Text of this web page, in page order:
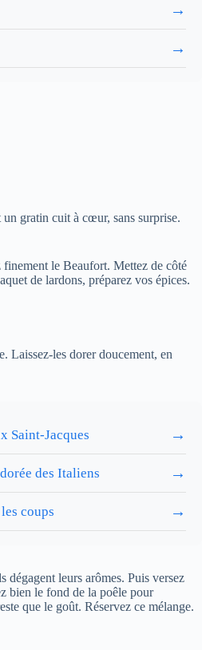
→
→
gratin cuit à cœur, sans surprise.
finement le Beaufort. Mettez de côté
de lardons, préparez vos épices.
Laissez-les dorer doucement, en
Saint-Jacques →
des Italiens →
coups →
dégagent leurs arômes. Puis versez
bien le fond de la poêle pour
que le goût. Réservez ce mélange.